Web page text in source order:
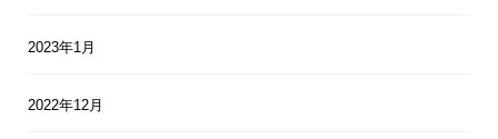
2023年1月
2022年12月